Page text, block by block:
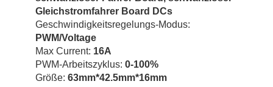
Gleichstromfahrer Board DCs
Geschwindigkeitsregelungs-Modus:
PWM/Voltage
Max Current: 16A
PWM-Arbeitszyklus: 0-100%
Größe: 63mm*42.5mm*16mm